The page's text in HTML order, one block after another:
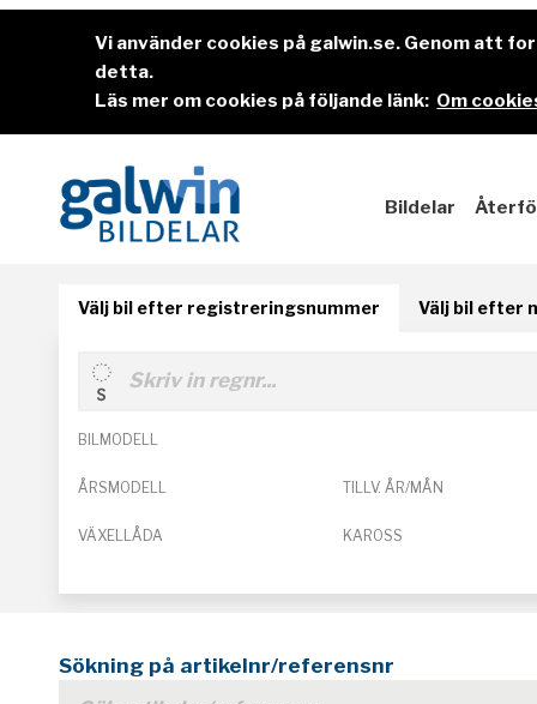
Vi använder cookies på galwin.se. Genom att
detta.
Läs mer om cookies på följande länk: Om
Bildelar
Välj bil efter registreringsnummer Välj bil efter
BILMODELL
ÅRSMODELL TILLV. ÅR/MÅN
VÄXELLÅDA KAROSS
Sökning på artikelnr/referensnr